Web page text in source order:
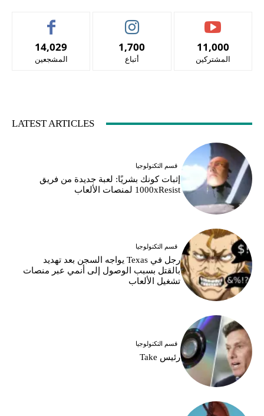
14,029
المشجعين
1,700
أتباع
11,000
المشتركين
LATEST ARTICLES
قسم التكنولوجيا
إثبات كونك بشريًا: لعبة جديدة من فريق
1000xResist لمنصات الألعاب
قسم التكنولوجيا
رجل في Texas يواجه السجن بعد تهديد
بالقتل بسبب الوصول إلى أنمي عبر منصات
تشغيل الألعاب
قسم التكنولوجيا
رئيس Take